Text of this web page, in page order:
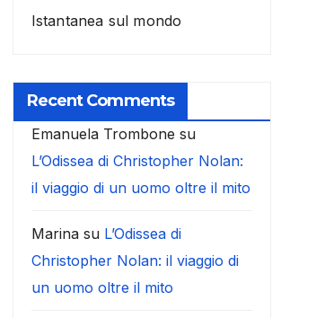
Istantanea sul mondo
Recent Comments
Emanuela Trombone su
L’Odissea di Christopher Nolan:
il viaggio di un uomo oltre il mito
Marinasu L’Odissea di
Christopher Nolan: il viaggio di
un uomo oltre il mito